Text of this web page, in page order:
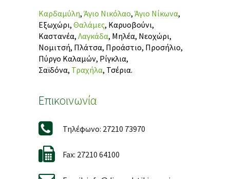
Καρδαμύλη, Άγιο Νικόλαο, Άγιο Νίκωνα,
Εξωχώρι, Θαλάμες, Καρυοβούνι,
Καστανέα, Λαγκάδα, Μηλέα, Νεοχώρι,
Νομιτσή, Πλάτσα, Προάστιο, Προσήλιο,
Πύργο Καλαμών, Ρίγκλια,
Σαϊδόνα, Τραχήλα, Τσέρια.
Επικοινωνία
Τηλέφωνο: 27210 73970
Fax: 27210 64100